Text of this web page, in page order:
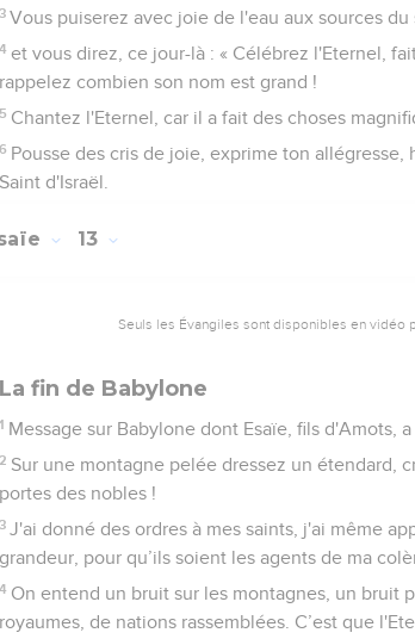
3 Vous puiserez avec joie de l'eau aux sources du
4 et vous direz, ce jour-là : « Célébrez l'Eternel,
rappelez combien son nom est grand !
5 Chantez l'Eternel, car il a fait des choses
6 Pousse des cris de joie, exprime ton
Saint d'Israël.
13
Seuls les Évangiles sont disponibles en vidéo
La fin de Babylone
1 Message sur Babylone dont Esaïe, fils d'Amots, a
2 Sur une montagne pelée dressez un étendard,
portes des nobles !
3 J'ai donné des ordres à mes saints, j'ai même
grandeur, pour qu’ils soient les agents de ma
4 On entend un bruit sur les montagnes, un bruit
royaumes, de nations rassemblées. C’est que